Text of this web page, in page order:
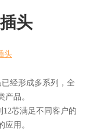
头
头
经形成多系列，全
品。
满足不同客户的
用。